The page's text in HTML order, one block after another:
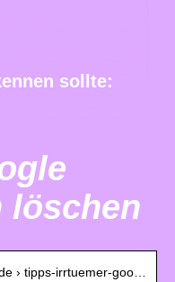
sollte:
löschen
› tipps-irrtuemer-goo…